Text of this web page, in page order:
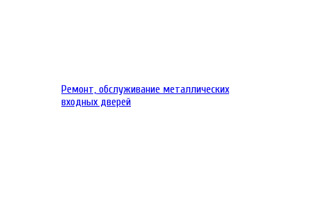
Ремонт, обслуживание металлических
входных дверей